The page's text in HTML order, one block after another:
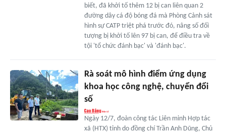
biết, đã khởi tố thêm 12 bị can liên quan 2
đường dây cá độ bóng đá mà Phòng Cảnh sát
hình sự CATP triệt phá trước đó, nâng số đối
tượng bị khởi tố lên 97 bị can, để điều tra về
tội 'tổ chức đánh bạc' và 'đánh bạc'.
Rà soát mô hình điểm ứng dụng
khoa học công nghệ, chuyển đổi
số
Ngày 12/7, đoàn công tác Liên minh Hợp tác
xã (HTX) tỉnh do đồng chí Trần Anh Dũng, Chủ